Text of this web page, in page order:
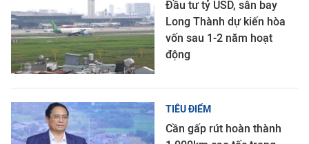
Đầu tư tỷ USD, sân bay
Long Thành dự kiến hòa
vốn sau 1-2 năm hoạt
động
TIÊU ĐIỂM
Cần gấp rút hoàn thành